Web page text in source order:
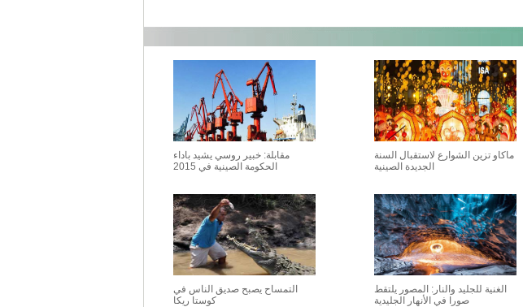
ماكاو تزين الشوارع لاستقبال السنة
الجديدة الصينية
مقابلة: خبير روسي يشيد باداء
الحكومة الصينية في 2015
الغنية للجليد والنار: المصور يلتقط
صورا في الأنهار الجليدية
التمساح يصبح صديق الناس في
كوستا ريكا